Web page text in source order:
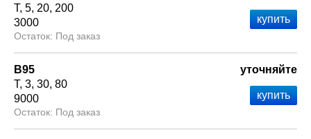
Т 5 20 200
3000
Под заказ
В95
Т 3 30 80
9000
Под заказ
уточняйте